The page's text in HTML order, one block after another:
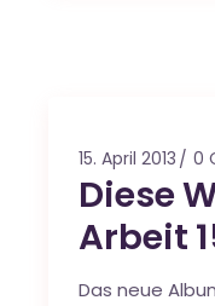
15. April 2013 0
Diese
Arbeit
Das neue